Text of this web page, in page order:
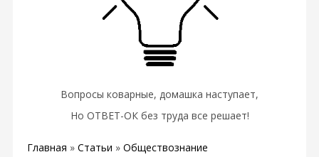
Вопросы коварные, домашка наступает,
Но ОТВЕТ-ОК без труда все решает!
Главная » Статьи » Обществознание